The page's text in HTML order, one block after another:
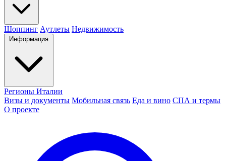
Шоппинг Аутлеты Недвижимость
Информация
Регионы Италии
Визы и документы Мобильная связь Еда и вино СПА и термы
О проекте